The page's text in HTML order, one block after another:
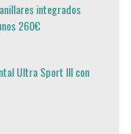
integrados
260€
Ultra Sport III con